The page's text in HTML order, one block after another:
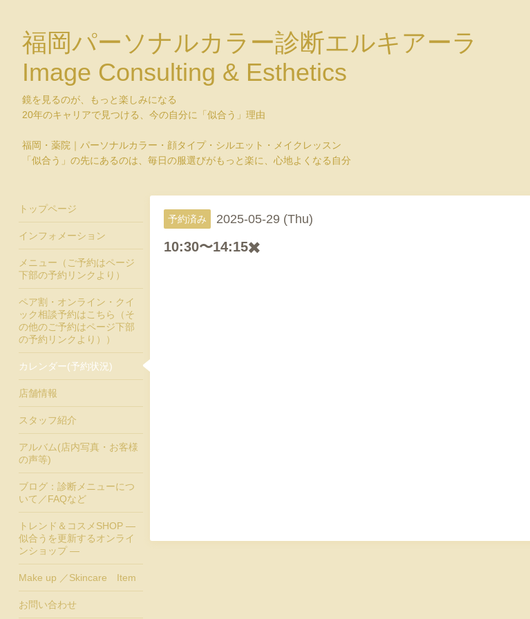
福岡パーソナルカラー診断エルキアーラ
Image Consulting & Esthetics
鏡を見るのが、もっと楽しみになる
20年のキャリアで見つける、今の自分に「似合う」理由
福岡・薬院｜パーソナルカラー・顔タイプ・シルエット・メイクレッスン
「似合う」の先にあるのは、毎日の服選びがもっと楽に、心地よくなる自分
予約済み 2025-05-29 (Thu)
10:30〜14:15✖️
トップページ
インフォメーション
メニュー（ご予約はページ
下部の予約リンクより）
ペア割・オンライン・クイ
ック相談予約はこちら（そ
の他のご予約はページ下部
の予約リンクより））
カレンダー(予約状況)
店舗情報
スタッフ紹介
アルバム(店内写真・お客様
の声等)
ブログ：診断メニューにつ
いて／FAQなど
トレンド＆コスメSHOP ―
似合うを更新するオンライ
ンショップ ―
Make up ／Skincare Item
お問い合わせ